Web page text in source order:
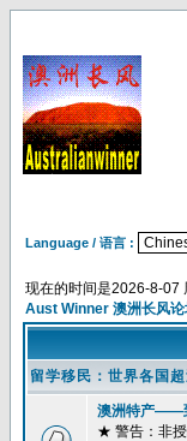
Language / 语言 :
现在的时间是2026-8-07
Aust Winner 澳洲长风论
留学移民：世界各国
澳洲特产——
★ 警告：非